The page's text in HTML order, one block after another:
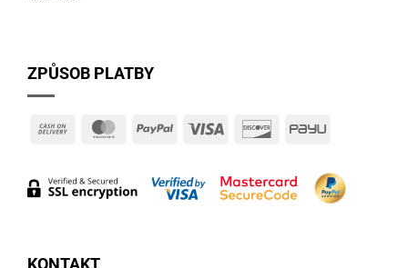
ZPŮSOB PLATBY
Cash
MasterCardPayPal Visa DiscoverPayU
KONTAKT